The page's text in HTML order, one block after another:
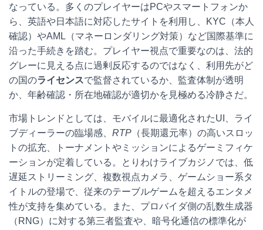
なっている。多くのプレイヤーはPCやスマートフォンか
ら、英語や日本語に対応したサイトを利用し、KYC（本人
確認）やAML（マネーロンダリング対策）など国際基準に
沿った手続きを踏む。プレイヤー視点で重要なのは、法的
グレーに見える点に過剰反応するのではなく、利用先がど
の国のライセンスで監督されているか、監査体制が透明
か、年齢確認・所在地確認が適切かを見極める冷静さだ。
市場トレンドとしては、モバイルに最適化されたUI、ライ
ブディーラーの臨場感、 RTP （長期還元率）の高いスロッ
トの拡充、トーナメントやミッションによるゲーミフィケ
ーションが定着している。とりわけライブカジノでは、低
遅延ストリーミング、複数視点カメラ、ゲームショー系タ
イトルの登場で、従来のテーブルゲームを超えるエンタメ
性が支持を集めている。また、プロバイダ側の乱数生成器
（RNG）に対する第三者監査や、暗号化通信の標準化が